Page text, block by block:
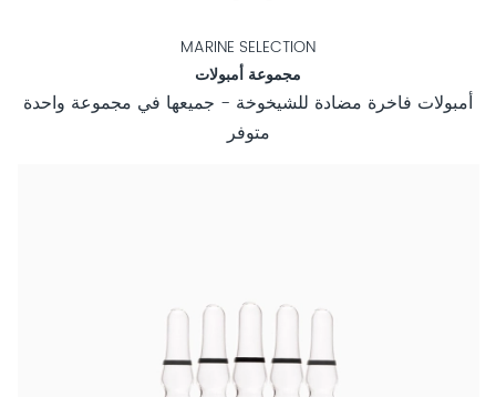
MARINE SELECTION
مجموعة أمبولات
أمبولات فاخرة مضادة للشيخوخة - جميعها في مجموعة واحدة
متوفر